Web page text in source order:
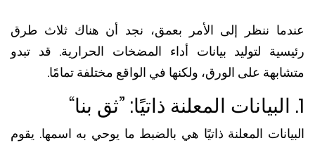
ننظر إلى الأمر بعمق، نجد أن هناك ثلاث طرق
لتوليد بيانات أداء المضخات الحرارية. قد تبدو
على الورق، ولكنها في الواقع مختلفة تمامًا.
المعلنة ذاتيًا هي بالضبط ما يوحي به اسمها. يقوم